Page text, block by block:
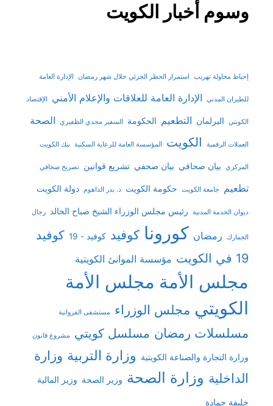
وسوم أخبار الكويت
إحباط محاولة تهريب استمرار الحظر الجزئي خلال شهر رمضان الإدارة العامة
للطيران المدني الإدارة العامة للعلاقات والإعلام الأمني الإقتصاد
الكويتي البرلمان التطعيم الحكومة السفير مجدي الظفيري الصحة
العملات الرقمية الكويت المؤسسة العامة للرعاية السكنية بنك الكويت
المركزي بيان صحافي بيان صحفي تشريع قوانين تصريح صحافي
تطعيم جامعة الكويت حكومة الكويت د. بدر الداهوم دولة الكويت
ديوان الخدمة المدنية رئيس مجلس الوزراء الشيخ صباح الخالد رجال
الجمارك رمضان كورونا كوفيد كوفيد - 19
كوفيد
19 في الكويت
مؤسسة الموانئ الكويتية
مجلس الأمة مجلس الأمة
الكويتي مجلس الوزراء مستشفى الفروانية
مسلسلات رمضان مسلسل كويتي مشروع قانون
وزارة التجارة والصناعة الكويتية وزارة التربية وزارة
الداخلية وزارة الصحة وزير الصحة وزير المالية
خليفة حمادة